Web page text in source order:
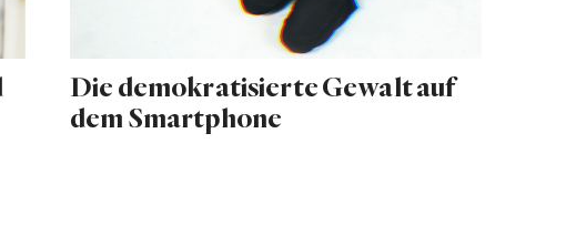
Die demokratisierte Gewalt auf
dem Smartphone